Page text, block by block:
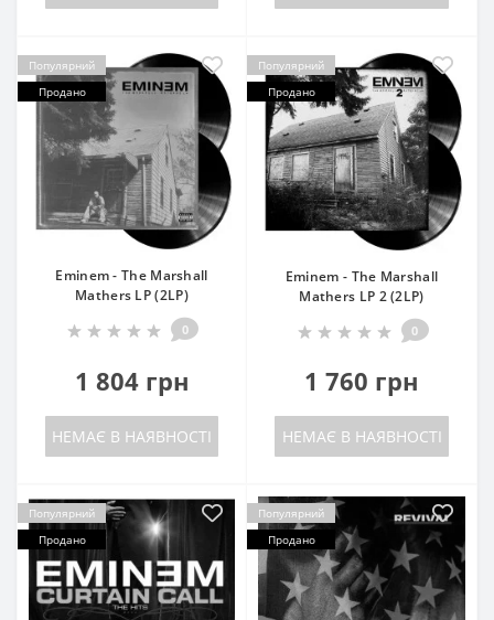
Популярний
Продано
Eminem - The Marshall
Mathers LP (2LP)
0
1 804 грн
НЕМАЄ В НАЯВНОСТІ
Популярний
Продано
Eminem - The Marshall
Mathers LP 2 (2LP)
0
1 760 грн
НЕМАЄ В НАЯВНОСТІ
Популярний
Продано
Популярний
Продано